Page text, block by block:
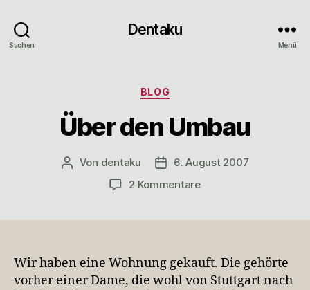
Suchen
Dentaku
Menü
Kategorien
BLOG
Über den Umbau
Beitragsautor
Von dentaku Veröffentlichungsdatum
6. August 2007
2 Kommentarezu
Wir haben eine Wohnung gekauft. Die gehörte
vorher einer Dame, die wohl von Stuttgart nach